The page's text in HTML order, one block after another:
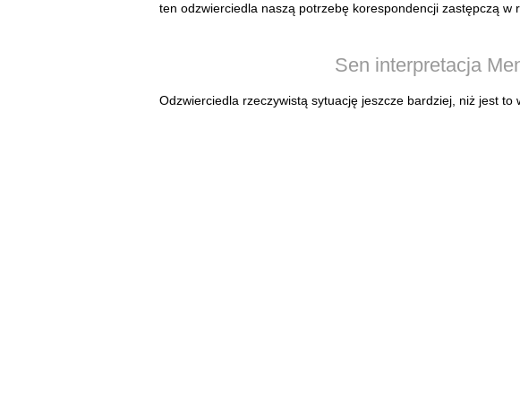
ten odzwierciedla naszą potrzebę korespondencji zastępczą w
Sen interpretacja
Odzwierciedla rzeczywistą sytuację jeszcze bardziej, niż jest to